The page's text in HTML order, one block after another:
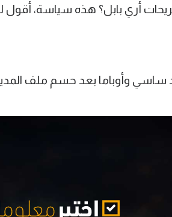
أري بابل؟ هذه سياسة، أقول له
ساسي وأوباما بعد حسم ملف